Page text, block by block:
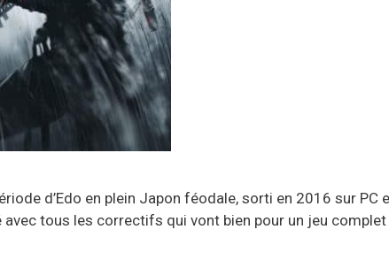
d’Edo en plein Japon féodale, sorti en 2016 sur PC
tous les correctifs qui vont bien pour un jeu